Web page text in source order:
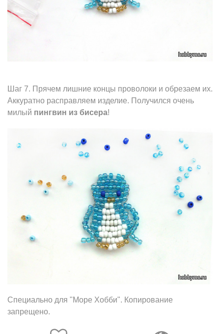
Шаг 7. Прячем лишние концы проволоки и обрезаем их.
Аккуратно расправляем изделие. Получился очень
милый пингвин из бисера!
Специально для "Море Хобби". Копирование
запрещено.